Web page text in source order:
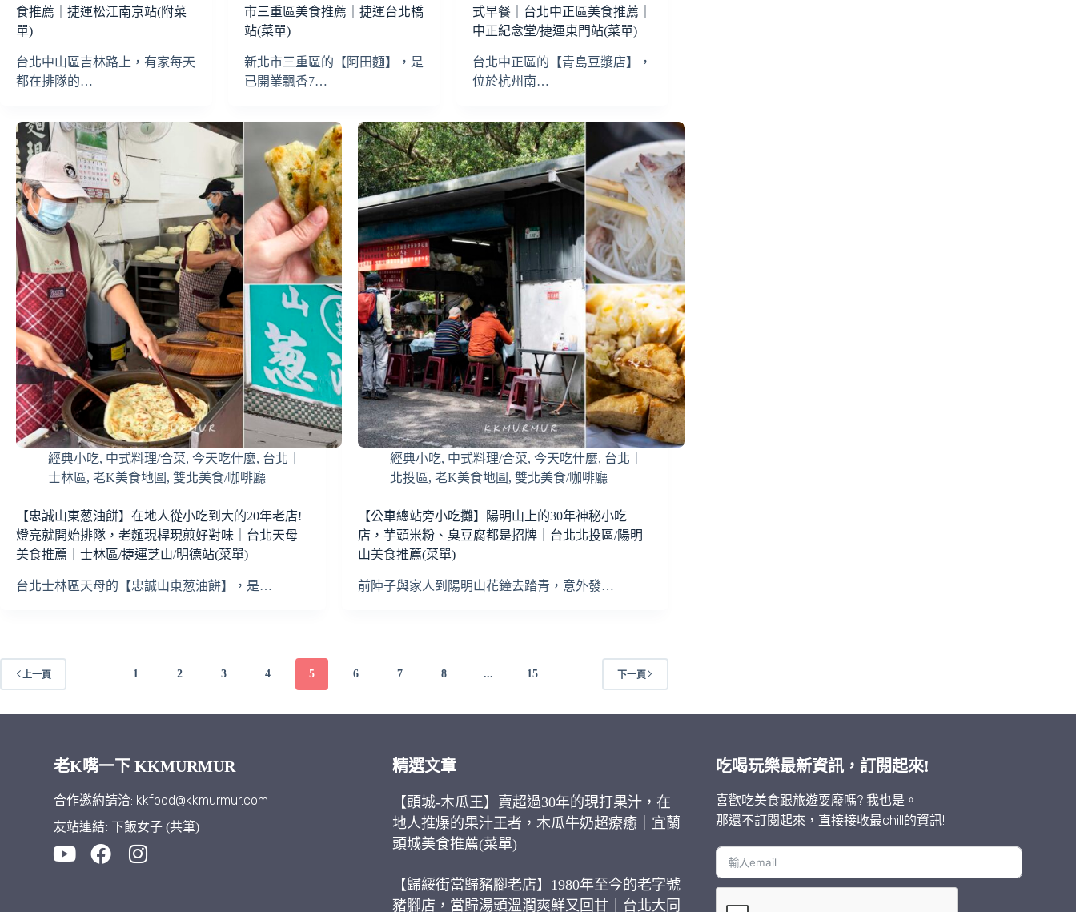
食推薦｜捷運松江南京站(附菜
單)
台北中山區吉林路上，有家每天
都在排隊的…
市三重區美食推薦｜捷運台北橋
站(菜單)
新北市三重區的【阿田麵】，是
已開業飄香7…
式早餐｜台北中正區美食推薦｜
中正紀念堂/捷運東門站(菜單)
台北中正區的【青島豆漿店】，
位於杭州南…
經典小吃, 中式料理/合菜, 今天吃什麼, 台北｜
士林區, 老K美食地圖 , 雙北美食/咖啡廳
【忠誠山東葱油餅】在地人從小吃到大的20年老店!
燈亮就開始排隊，老麵現桿現煎好對味｜台北天母
美食推薦｜士林區/捷運芝山/明德站(菜單)
台北士林區天母的【忠誠山東葱油餅】，是…
經典小吃, 中式料理/合菜,今天吃什麼, 台北｜
北投區,老K美食地圖 ,雙北美食/咖啡廳
【公車總站旁小吃攤】陽明山上的30年神秘小吃
店，芋頭米粉、臭豆腐都是招牌｜台北北投區/陽明
山美食推薦(菜單)
前陣子與家人到陽明山花鐘去踏青，意外發…
上一頁 1 2 3 4 5 6 7 8 ... 15 下一頁
老K嘴一下 KKMURMUR
合作邀約請洽: kkfood@kkmurmur.com
友站連結: 下飯女子 (共筆)
精選文章
【頭城-木瓜王】賣超過30年的現打果汁，在
地人推爆的果汁王者，木瓜牛奶超療癒｜宜蘭
頭城美食推薦(菜單)
【歸綏街當歸豬腳老店】1980年至今的老字號
豬腳店，當歸湯頭溫潤爽鮮又回甘｜台北大同
吃喝玩樂最新資訊，訂閱起來!
喜歡吃美食跟旅遊耍廢嗎? 我也是。
那還不訂閱起來，直接接收最chill的資訊!